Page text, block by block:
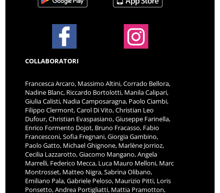
COLLABORATORI
Francesca Arcaro, Massimo Altini, Corrado Bellora,
Nadine Blanc, Riccardo Bortolotti, Manila Calipari,
Giulia Calisti, Nadia Camposaragna, Paolo Ciambi,
Filippo Clermont, Carol Di Vito, Christian Leo
Dufour, Christian Evaspasiano, Giuseppe Farinella,
Enrico Formento Dojot, Bruno Fracasso, Fabio
Francesconi, Sofia Fregnani, Giorgia Gambino,
Paolo Gatto, Michael Ghignone, Marlène Jorrioz,
Cecilia Lazzarotto, Giacomo Mangano, Angela
Marrelli, Federico Mecca, Luca Mauro Melloni, Marc
Montrosset, Matteo Nigra, Sabrina Olibano,
Emiliano Pala, Gabriele Peloso, Maurizio Pitti, Loris
Ponsetto, Andrea Portigliatti, Mattia Pramotton,